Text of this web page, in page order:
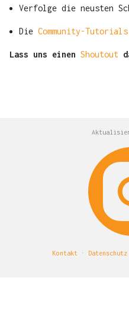
Verfolge die neusten
Die Community-
Lass uns einen Shoutout
Kontakt · Datenschutz